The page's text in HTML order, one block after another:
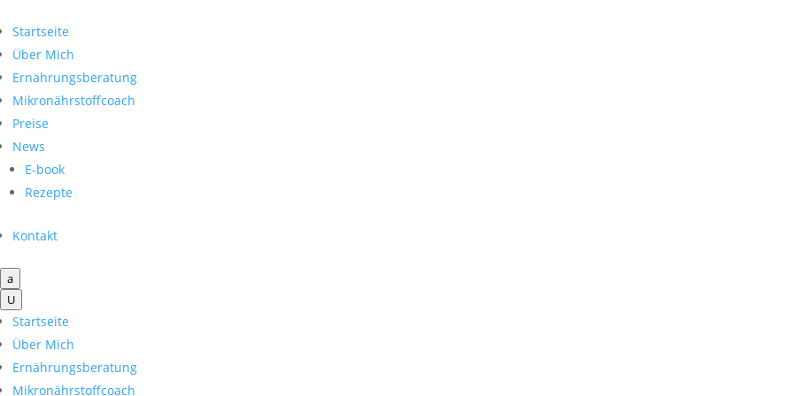
Startseite
Über Mich
Ernährungsberatung
Mikronährstoffcoach
Preise
News
E-book
Rezepte
Kontakt
a
U
Startseite
Über Mich
Ernährungsberatung
Mikronährstoffcoach